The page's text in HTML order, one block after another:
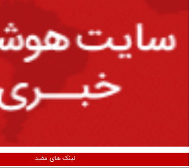
لینک های مفید